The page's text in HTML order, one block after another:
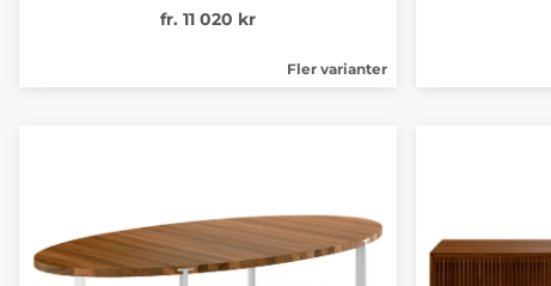
fr. 11 020 kr
Fler varianter